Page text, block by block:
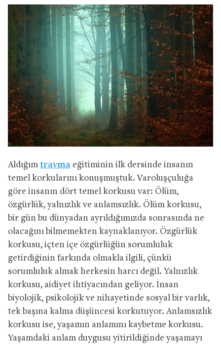
Aldığım travma eğitiminin ilk dersinde insanın
temel korkularını konuşmuştuk. Varoluşçuluğa
göre insanın dört temel korkusu var: Ölüm,
özgürlük, yalnızlık ve anlamsızlık. Ölüm korkusu,
bir gün bu dünyadan ayrıldığımızda sonrasında ne
olacağını bilmemekten kaynaklanıyor. Özgürlük
korkusu, içten içe özgürlüğün sorumluluk
getirdiğinin farkında olmakla ilgili, çünkü
sorumluluk almak herkesin harcı değil. Yalnızlık
korkusu, aidiyet ihtiyacından geliyor. İnsan
biyolojik, psikolojik ve nihayetinde sosyal bir varlık,
tek başına kalma düşüncesi korkutuyor. Anlamsızlık
korkusu ise, yaşamın anlamını kaybetme korkusu.
Yaşamdaki anlam duygusu yitirildiğinde yaşamayı